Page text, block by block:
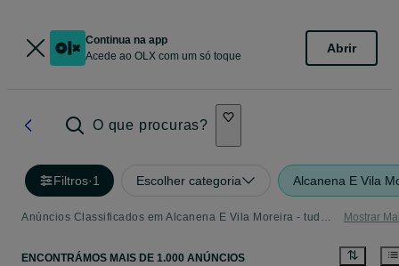
Continua na app
Acede ao OLX com um só toque
Abrir
O que procuras?
Filtros·1 Escolher categoria Alcanena E Vila
Anúncios Classificados em Alcanena E Vila Moreira - tudo o que precisa Mostrar
ENCONTRÁMOS MAIS DE 1.000 ANÚNCIOS